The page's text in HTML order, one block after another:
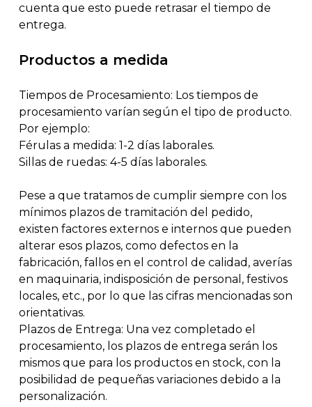
cuenta que esto puede retrasar el tiempo de
entrega.
Productos a medida
Tiempos de Procesamiento: Los tiempos de
procesamiento varían según el tipo de producto.
Por ejemplo:
Férulas a medida: 1-2 días laborales.
Sillas de ruedas: 4-5 días laborales.
Pese a que tratamos de cumplir siempre con los
mínimos plazos de tramitación del pedido,
existen factores externos e internos que pueden
alterar esos plazos, como defectos en la
fabricación, fallos en el control de calidad, averías
en maquinaria, indisposición de personal, festivos
locales, etc., por lo que las cifras mencionadas son
orientativas.
Plazos de Entrega: Una vez completado el
procesamiento, los plazos de entrega serán los
mismos que para los productos en stock, con la
posibilidad de pequeñas variaciones debido a la
personalización.